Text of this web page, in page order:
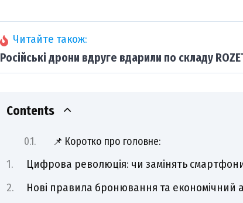
Читайте також:
Російські дрони вдруге вдарили по складу
Contents
📌 Коротко про головне:
Цифрова революція: чи замінять
Нові правила бронювання та економічний